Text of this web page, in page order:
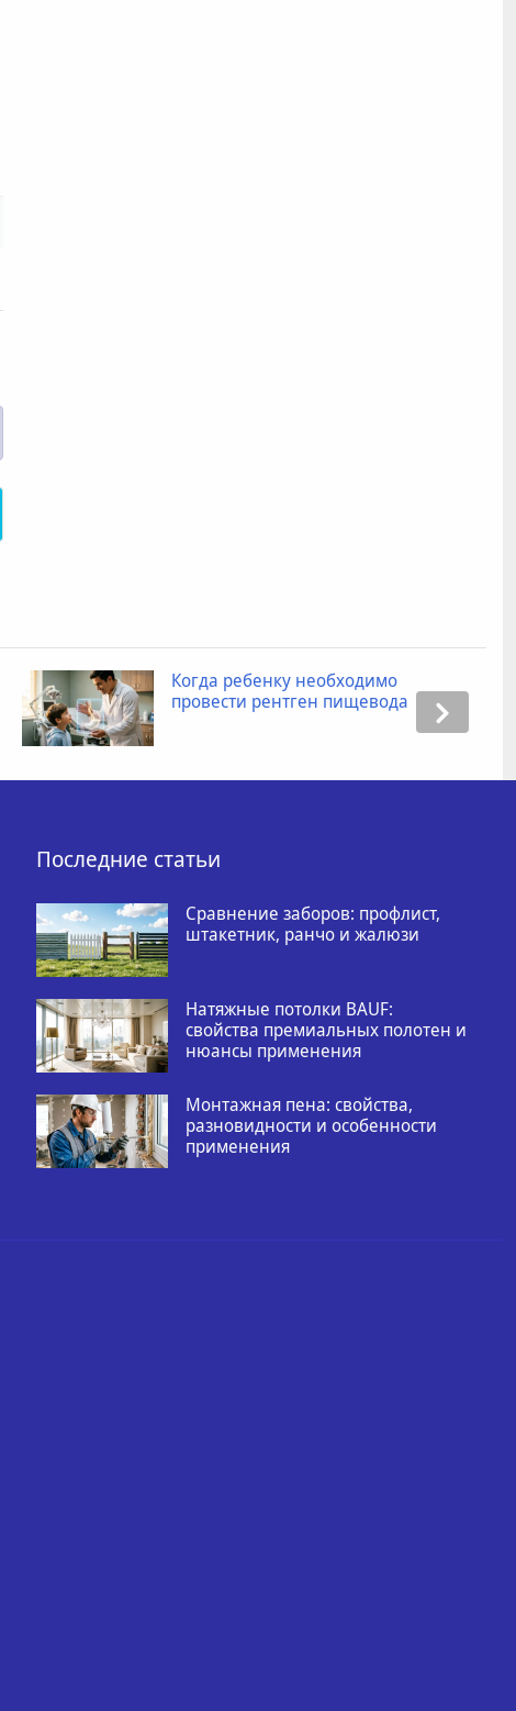
Когда ребенку необходимо
провести рентген пищевода
Последние статьи
Сравнение заборов: профлист,
штакетник, ранчо и жалюзи
Натяжные потолки BAUF:
свойства премиальных полотен и
нюансы применения
Монтажная пена: свойства,
разновидности и особенности
применения